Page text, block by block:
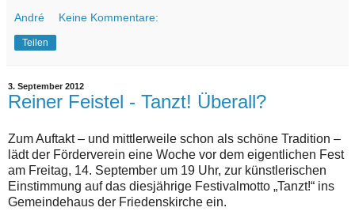
André Keine Kommentare:
Teilen
3. September 2012
Reiner Feistel - Tanzt! Überall?
Zum Auftakt – und mittlerweile schon als schöne Tradition –
lädt der Förderverein eine Woche vor dem eigentlichen Fest
am Freitag, 14. September um 19 Uhr, zur künstlerischen
Einstimmung auf das diesjährige Festivalmotto „Tanzt!“ ins
Gemeindehaus der Friedenskirche ein.